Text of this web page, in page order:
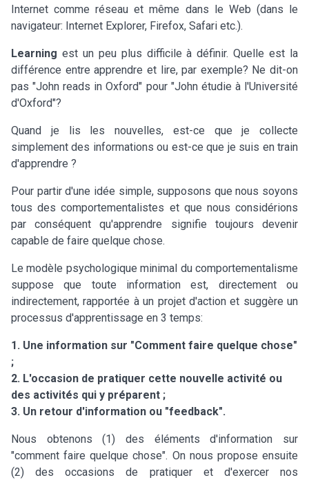
Internet comme réseau et même dans le Web (dans le
navigateur: Internet Explorer, Firefox, Safari etc.).
Learning est un peu plus difficile à définir. Quelle est la
différence entre apprendre et lire, par exemple? Ne dit-on
pas "John reads in Oxford" pour "John étudie à l'Université
d'Oxford"?
Quand je lis les nouvelles, est-ce que je collecte
simplement des informations ou est-ce que je suis en train
d'apprendre ?
Pour partir d'une idée simple, supposons que nous soyons
tous des comportementalistes et que nous considérions
par conséquent qu'apprendre signifie toujours devenir
capable de faire quelque chose.
Le modèle psychologique minimal du comportementalisme
suppose que toute information est, directement ou
indirectement, rapportée à un projet d'action et suggère un
processus d'apprentissage en 3 temps:
1. Une information sur "Comment faire quelque chose"
;
2. L'occasion de pratiquer cette nouvelle activité ou
des activités qui y préparent ;
3. Un retour d'information ou "feedback".
Nous obtenons (1) des éléments d'information sur
"comment faire quelque chose". On nous propose ensuite
(2) des occasions de pratiquer et d'exercer nos